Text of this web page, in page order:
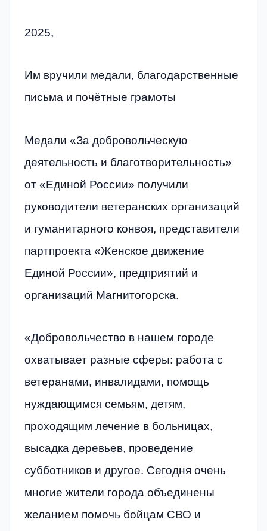
2025,
Им вручили медали, благодарственные
письма и почётные грамоты
Медали «За добровольческую
деятельность и благотворительность»
от «Единой России» получили
руководители ветеранских организаций
и гуманитарного конвоя, представители
партпроекта «Женское движение
Единой России», предприятий и
организаций Магнитогорска.
«Добровольчество в нашем городе
охватывает разные сферы: работа с
ветеранами, инвалидами, помощь
нуждающимся семьям, детям,
проходящим лечение в больницах,
высадка деревьев, проведение
субботников и другое. Сегодня очень
многие жители города объединены
желанием помочь бойцам СВО и